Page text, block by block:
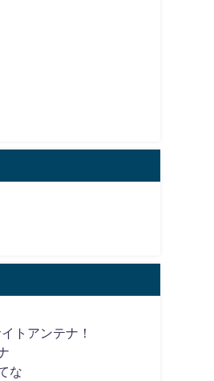
トアンテナ！
な